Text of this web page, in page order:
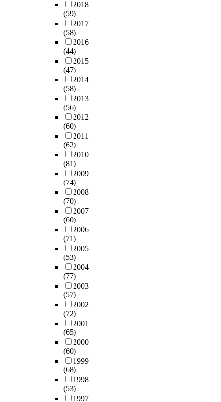
2018
(59)
2017
(58)
2016
(44)
2015
(47)
2014
(58)
2013
(56)
2012
(60)
2011
(62)
2010
(81)
2009
(74)
2008
(70)
2007
(60)
2006
(71)
2005
(53)
2004
(77)
2003
(57)
2002
(72)
2001
(65)
2000
(60)
1999
(68)
1998
(53)
1997